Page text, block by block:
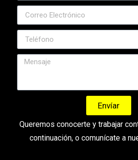
Envíar
Queremos conocerte y trabajar
continuación, o comunícate a